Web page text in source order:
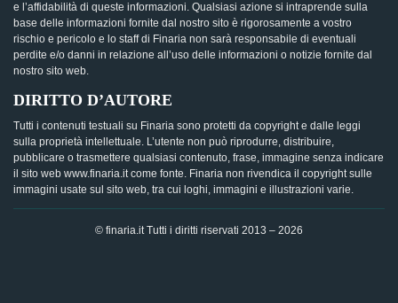
e l’affidabilità di queste informazioni. Qualsiasi azione si intraprende sulla
base delle informazioni fornite dal nostro sito è rigorosamente a vostro
rischio e pericolo e lo staff di Finaria non sarà responsabile di eventuali
perdite e/o danni in relazione all’uso delle informazioni o notizie fornite dal
nostro sito web.
DIRITTO D’AUTORE
Tutti i contenuti testuali su Finaria sono protetti da copyright e dalle leggi
sulla proprietà intellettuale. L’utente non può riprodurre, distribuire,
pubblicare o trasmettere qualsiasi contenuto, frase, immagine senza indicare
il sito web www.finaria.it come fonte. Finaria non rivendica il copyright sulle
immagini usate sul sito web, tra cui loghi, immagini e illustrazioni varie.
© finaria.it Tutti i diritti riservati 2013 – 2026